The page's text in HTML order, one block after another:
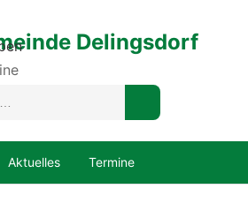
Delingsdorf
Aktuelles Termine